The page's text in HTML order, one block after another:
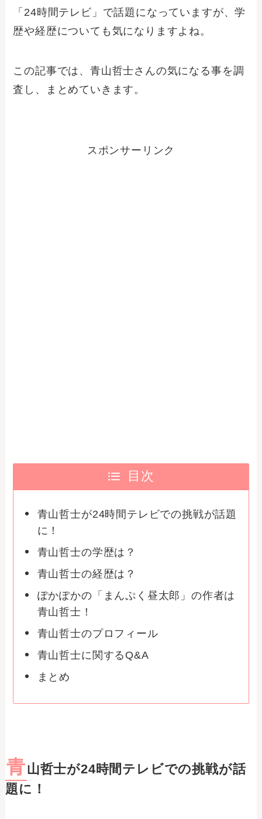
「24時間テレビ」で話題になっていますが、学
歴や経歴についても気になりますよね。
この記事では、青山哲士さんの気になる事を調
査し、まとめていきます。
スポンサーリンク
目次
青山哲士が24時間テレビでの挑戦が話題
に！
青山哲士の学歴は？
青山哲士の経歴は？
ぽかぽかの「まんぷく昼太郎」の作者は
青山哲士！
青山哲士のプロフィール
青山哲士に関するQ&A
まとめ
青山哲士が24時間テレビでの挑戦が話
題に！